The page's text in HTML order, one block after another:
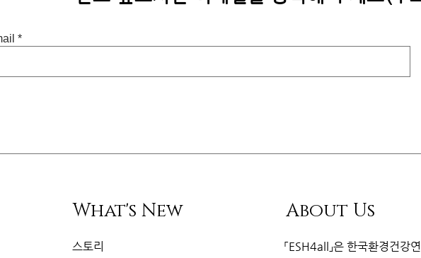
What's New
스토리
About Us
「ESH4all」은한국환경건강